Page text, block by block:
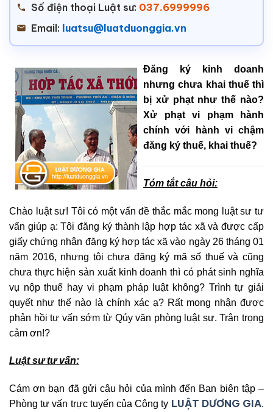
Số điện thoại Luật sư: 037.6999996
Email: luatsu@luatduonggia.vn
Đăng ký kinh doanh
nhưng chưa khai thuế thì
bị xử phạt như thế nào?
Xử phạt vi phạm hành
chính với hành vi chậm
đăng ký thuế, khai thuế?
Tóm tắt câu hỏi:
Chào luật sư! Tôi có một vấn đề thắc mắc mong luật sư tư
vấn giúp ạ: Tôi đăng ký thành lập hợp tác xã và được cấp
giấy chứng nhận đăng ký hợp tác xã vào ngày 26 tháng 01
năm 2016, nhưng tôi chưa đăng ký mã số thuế và cũng
chưa thực hiện sản xuất kinh doanh thì có phát sinh nghĩa
vụ nộp thuế hay vi phạm pháp luật không? Trình tự giải
quyết như thế nào là chính xác ạ? Rất mong nhận được
phản hồi tư vấn sớm từ Qúy văn phòng luật sư. Trân trọng
cảm ơn!?
Luật sư tư vấn:
Cám ơn bạn đã gửi câu hỏi của mình đến Ban biên tập –
Phòng tư vấn trực tuyến của Công ty LUẬT DƯƠNG GIA.